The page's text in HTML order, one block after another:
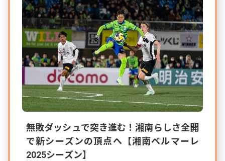
無敗ダッシュで突き進む！湘南らしさ全開
で新シーズンの頂点へ【湘南ベルマーレ
2025シーズン】